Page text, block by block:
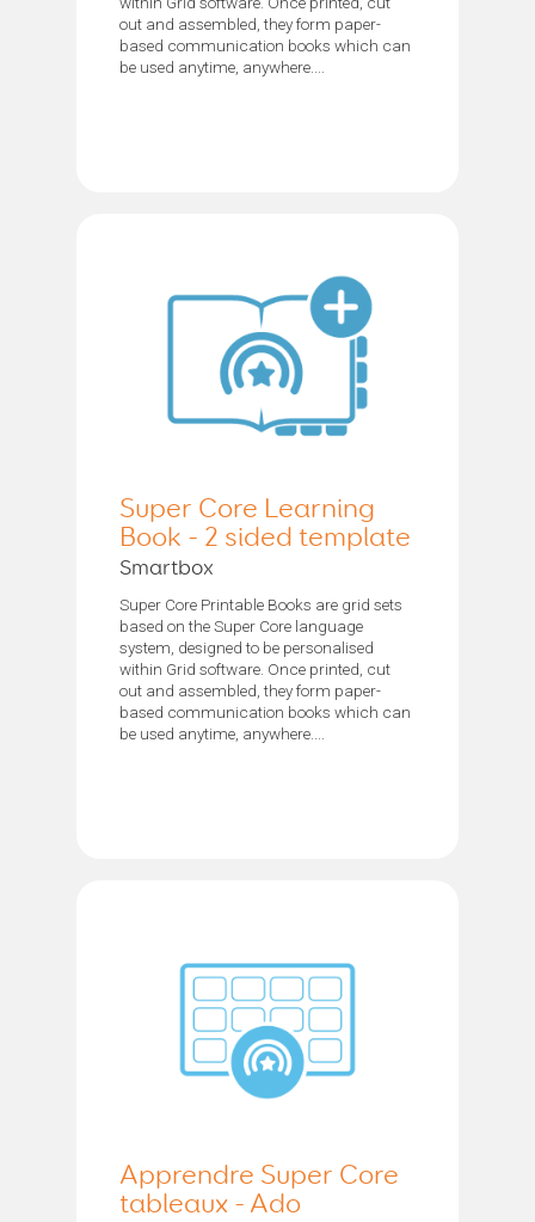
out and assembled, they form paper-
based communication books which can
be used anytime, anywhere....
Super Core Learning
Book - 2 sided template
Smartbox
Super Core Printable Books are grid sets
based on the Super Core language
system, designed to be personalised
within Grid software. Once printed, cut
out and assembled, they form paper-
based communication books which can
be used anytime, anywhere....
Apprendre Super Core
tableaux - Ado